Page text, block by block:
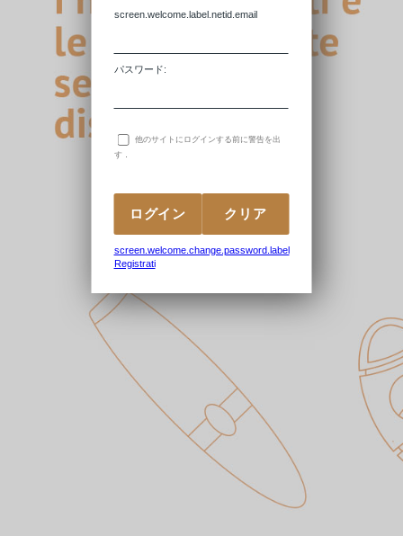
screen.welcome.label.netid.email
パスワード:
他のサイトにログインする前に警告を出
す．
screen.welcome.change.password.label
Registrati